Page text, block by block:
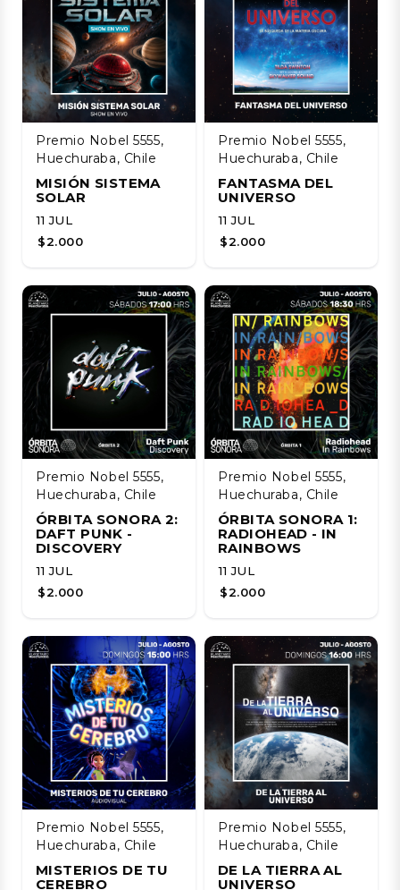
Premio Nobel 5555,
Huechuraba, Chile
MISIÓN SISTEMA
SOLAR
11 JUL
$2.000
Premio Nobel 5555,
Huechuraba, Chile
FANTASMA DEL
UNIVERSO
11 JUL
$2.000
Premio Nobel 5555,
Huechuraba, Chile
ÓRBITA SONORA 2:
DAFT PUNK -
DISCOVERY
11 JUL
$2.000
Premio Nobel 5555,
Huechuraba, Chile
ÓRBITA SONORA 1:
RADIOHEAD - IN
RAINBOWS
11 JUL
$2.000
Premio Nobel 5555,
Huechuraba, Chile
MISTERIOS DE TU
CEREBRO
Premio Nobel 5555,
Huechuraba, Chile
DE LA TIERRA AL
UNIVERSO